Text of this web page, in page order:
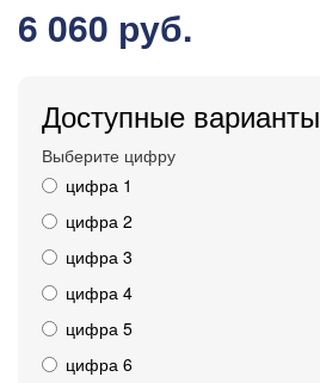
6 060 руб.
Доступные варианты
Выберите цифру
цифра 1
цифра 2
цифра 3
цифра 4
цифра 5
цифра 6